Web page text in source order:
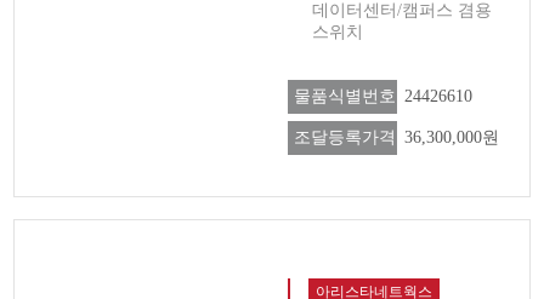
데이터센터/캠퍼스 겸용
스위치
물품식별번호 24426610
조달등록가격 36,300,000원
아리스타네트웍스